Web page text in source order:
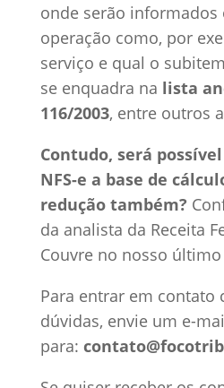
onde serão informados
operação como, por
serviço e qual o
se enquadra na lista
116/2003, entre outros
Contudo, será
NFS-e a base de
redução também?
da analista da Receita
Couvre no nosso último
Para entrar em contato
dúvidas, envie um e-
para: